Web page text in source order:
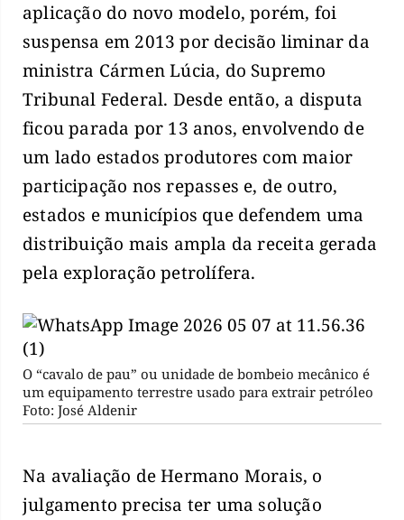
aplicação do novo modelo, porém, foi
suspensa em 2013 por decisão liminar da
ministra Cármen Lúcia, do Supremo
Tribunal Federal. Desde então, a disputa
ficou parada por 13 anos, envolvendo de
um lado estados produtores com maior
participação nos repasses e, de outro,
estados e municípios que defendem uma
distribuição mais ampla da receita gerada
pela exploração petrolífera.
O “cavalo de pau” ou unidade de bombeio mecânico é
um equipamento terrestre usado para extrair petróleo
Foto: José Aldenir
Na avaliação de Hermano Morais, o
julgamento precisa ter uma solução